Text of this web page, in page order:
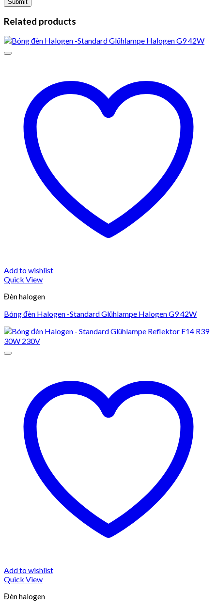
Related products
Add to wishlist
Quick View
Đèn halogen
Bóng đèn Halogen -Standard Glühlampe Halogen G9 42W
Add to wishlist
Quick View
Đèn halogen